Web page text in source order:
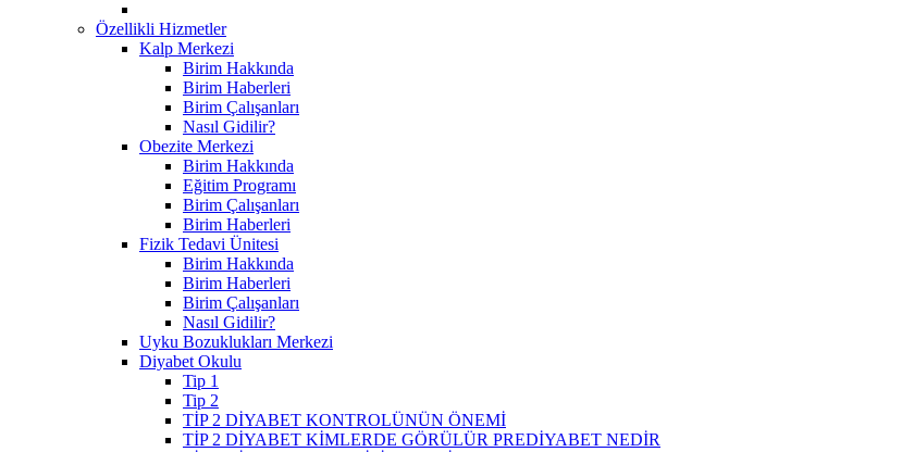
Özellikli Hizmetler
Kalp Merkezi
Birim Hakkında
Birim Haberleri
Birim Çalışanları
Nasıl Gidilir?
Obezite Merkezi
Birim Hakkında
Eğitim Programı
Birim Çalışanları
Birim Haberleri
Fizik Tedavi Ünitesi
Birim Hakkında
Birim Haberleri
Birim Çalışanları
Nasıl Gidilir?
Uyku Bozuklukları Merkezi
Diyabet Okulu
Tip 1
Tip 2
TİP 2 DİYABET KONTROLÜNÜN ÖNEMİ
TİP 2 DİYABET KİMLERDE GÖRÜLÜR PREDİYABET NEDİR